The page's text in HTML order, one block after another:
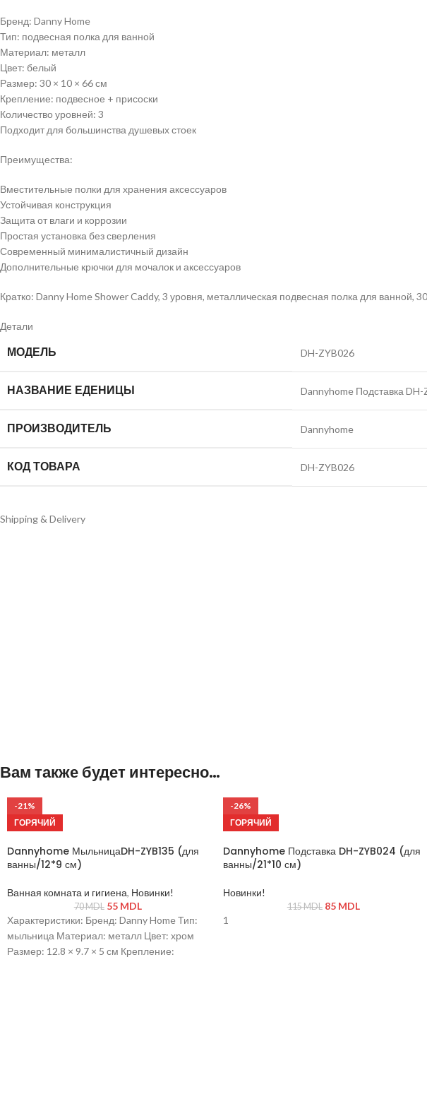
Бренд: Danny Home
Тип: подвесная полка для ванной
Материал: металл
Цвет: белый
Размер: 30 × 10 × 66 см
Крепление: подвесное + присоски
Количество уровней: 3
Подходит для большинства душевых стоек
Преимущества:
Вместительные полки для хранения аксессуаров
Устойчивая конструкция
Защита от влаги и коррозии
Простая установка без сверления
Современный минималистичный дизайн
Дополнительные крючки для мочалок и аксессуаров
Кратко: Danny Home Shower Caddy, 3 уровня, металлическая подвесная полка для ванной,
Детали
МОДЕЛЬ DH-ZYB026
НАЗВАНИЕ ЕДЕНИЦЫ Dannyhome Подставка
ПРОИЗВОДИТЕЛЬ Dannyhome
КОД ТОВАРА DH-ZYB026
Shipping & Delivery
Вам также будет интересно…
-21%
ГОРЯЧИЙ
Dannyhome МыльницаDH-ZYB135 (для
ванны/12*9 см)
Ванная комната и гигиена, Новинки!
70MDL 55 MDL
Характеристики: Бренд: Danny Home Тип:
мыльница Материал: металл Цвет: хром
Размер: 12.8 × 9.7 × 5 см Крепление:
-26%
ГОРЯЧИЙ
Dannyhome Подставка DH-ZYB024 (для
ванны/21*10 см)
Новинки!
115MDL 85 MDL
1